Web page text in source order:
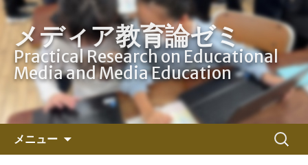
メディア教育論ゼミ
Practical Research on Educational
Media and Media Education
メニュー
検
索: